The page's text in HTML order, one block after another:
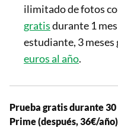
ilimitado de fotos
gratisdurante 1
estudiante, 3
euros al año.
Prueba gratis durante
Prime (después, 36€/año)